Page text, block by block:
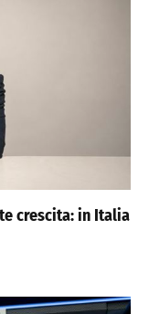
crescita: in Italia